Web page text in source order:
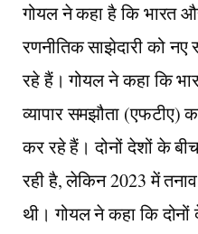
गोयल ने कहा है कि भारत
रणनीतिक साझेदारी को
रहे हैं। गोयल ने कहा कि
व्यापार समझौता (एफटीए)
कर रहे हैं। दोनों देशों के बीच
रही है, लेकिन 2023 में
थी। गोयल ने कहा कि